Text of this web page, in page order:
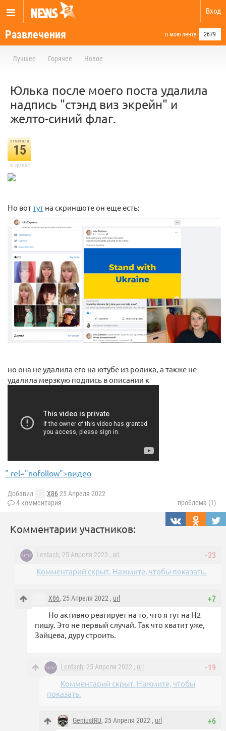
Вход
Развлечения в мою ленту 2679
Лучшее Горячее Новое
Юлька после моего поста удалила
надпись "стэнд виз экрейн" и
желто-синий флаг.
отметили
15
в архиве
Но воттут на скриншоте он еще есть:
но она не удалила его на ютубе из ролика, а также не
удалила мерзкую подпись в описании к
" rel="nofollow">видео
Добавил X8625 Апреля 2022
4 комментария
проблема (1)
Комментарии участников:
-23
Lentach, 25 Апреля 2022 , url
Комментарий скрыт. Нажмите, чтобы показать.
+7
X86, 25 Апреля 2022 , url
Но активно реагирует на то, что я тут на Н2
пишу. Это не первый случай. Так что хватит уже,
Зайцева, дуру строить.
-19
Lentach, 25 Апреля 2022 , url
Комментарий скрыт. Нажмите, чтобы
показать.
+6
GeniusIRU, 25 Апреля 2022 , url